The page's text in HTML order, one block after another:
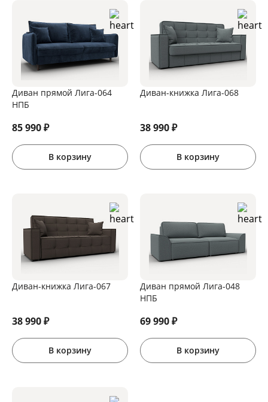
Диван прямой Лига-064
НПБ
85 990₽
В корзину
Диван-книжка Лига-068
38 990₽
В корзину
Диван-книжка Лига-067
38 990₽
В корзину
Диван прямой Лига-048
НПБ
69 990₽
В корзину